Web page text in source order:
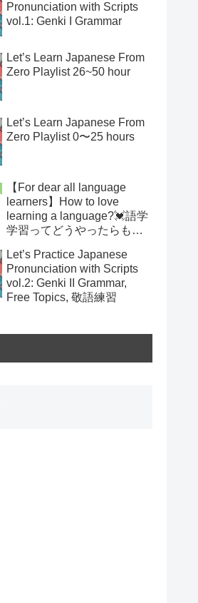
Pronunciation with Scripts
vol.1: Genki I Grammar
Let’s Learn Japanese From
Zero Playlist 26~50 hour
Let’s Learn Japanese From
Zero Playlist 0〜25 hours
【For dear all language
learners】How to love
learning a language?💓語学
学習ってどうやったらもっ
Let’s Practice Japanese
Pronunciation with Scripts
vol.2: Genki II Grammar,
Free Topics, 敬語練習